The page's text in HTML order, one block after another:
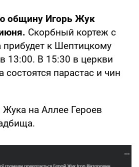
общину Игорь Жук
Скорбный кортеж с
к Шептицкому
13:00. В 15:30 в церкви
состоятся парастас и чин
на Аллее Героев